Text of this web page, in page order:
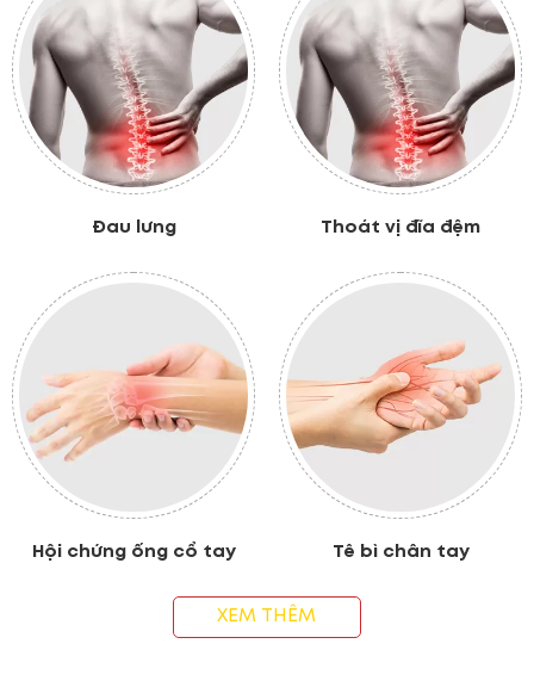
Đau lưng Thoát vị đĩa đệm
Hội chứng ống cổ tay Tê bì chân tay
XEM THÊM